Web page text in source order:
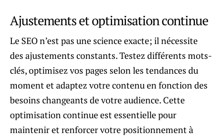
Ajustements et optimisation continue
Le SEO n’est pas une science exacte; il nécessite
des ajustements constants. Testez différents mots-
clés, optimisez vos pages selon les tendances du
moment et adaptez votre contenu en fonction des
besoins changeants de votre audience. Cette
optimisation continue est essentielle pour
maintenir et renforcer votre positionnement à